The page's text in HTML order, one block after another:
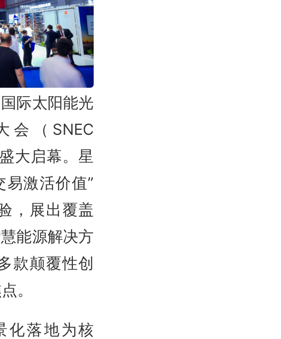
际太阳能光
（SNEC
大启幕。星
激活价值”
，展出覆盖
能源解决方
款颠覆性创
。
化落地为核